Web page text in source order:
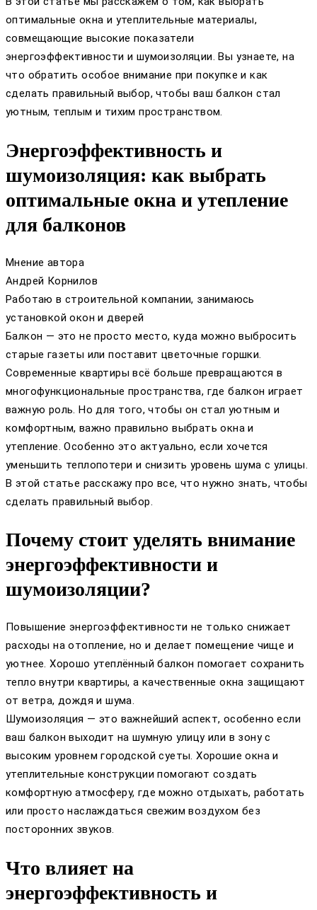
оптимальные окна и утеплительные материалы,
совмещающие высокие показатели
энергоэффективности и шумоизоляции. Вы узнаете, на
что обратить особое внимание при покупке и как
сделать правильный выбор, чтобы ваш балкон стал
уютным, теплым и тихим пространством.
Энергоэффективность и
шумоизоляция: как выбрать
оптимальные окна и утепление
для балконов
Мнение автора
Андрей Корнилов
Работаю в строительной компании, занимаюсь
установкой окон и дверей
Балкон — это не просто место, куда можно выбросить
старые газеты или поставит цветочные горшки.
Современные квартиры всё больше превращаются в
многофункциональные пространства, где балкон играет
важную роль. Но для того, чтобы он стал уютным и
комфортным, важно правильно выбрать окна и
утепление. Особенно это актуально, если хочется
уменьшить теплопотери и снизить уровень шума с улицы.
В этой статье расскажу про все, что нужно знать, чтобы
сделать правильный выбор.
Почему стоит уделять внимание
энергоэффективности и
шумоизоляции?
Повышение энергоэффективности не только снижает
расходы на отопление, но и делает помещение чище и
уютнее. Хорошо утеплённый балкон помогает сохранить
тепло внутри квартиры, а качественные окна защищают
от ветра, дождя и шума.
Шумоизоляция — это важнейший аспект, особенно если
ваш балкон выходит на шумную улицу или в зону с
высоким уровнем городской суеты. Хорошие окна и
утеплительные конструкции помогают создать
комфортную атмосферу, где можно отдыхать, работать
или просто наслаждаться свежим воздухом без
посторонних звуков.
Что влияет на
энергоэффективность и